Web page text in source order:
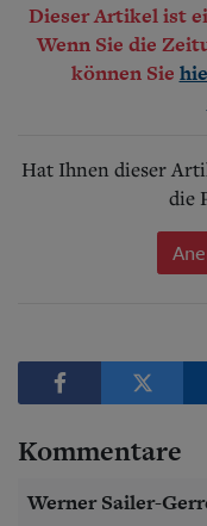
Dieser Artikel ist
Wenn Sie die
können Sie
Hat Ihnen dieser
die
Kommentare
Werner Sailer-